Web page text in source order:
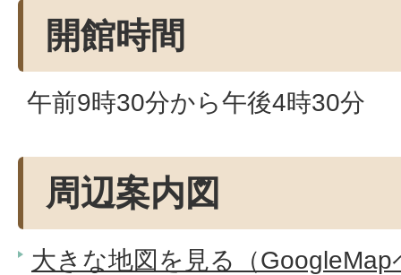
開館時間
午前9時30分から午後4時30分
周辺案内図
大きな地図を見る（GoogleMap